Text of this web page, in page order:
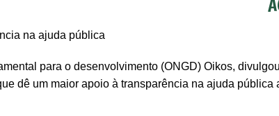
na ajuda pública
para o desenvolvimento (ONGD) Oikos,
dê um maior apoio à transparência na ajuda pública